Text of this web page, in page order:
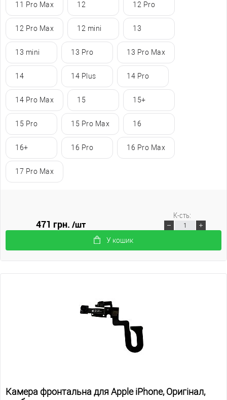
11 Pro Max 12 12 Pro
12 Pro Max 12 mini 13
13 mini 13 Pro 13 Pro Max
14 14 Plus 14 Pro
14 Pro Max 15 15+
15 Pro 15 Pro Max 16
16+ 16 Pro 16 Pro Max
17 Pro Max
471 грн./шт
У кошик
К-сть:
Камера фронтальна для Apple iPhone, Оригінал,